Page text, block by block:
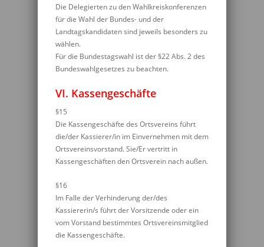
Die Delegierten zu den Wahlkreiskonferenzen
für die Wahl der Bundes- und der
Landtagskandidaten sind jeweils besonders zu
wählen.
Für die Bundestagswahl ist der §22 Abs. 2 des
Bundeswahlgesetzes zu beachten.
VI. Kassengeschäfte
§15
Die Kassengeschäfte des Ortsvereins führt
die/der Kassierer/in im Einvernehmen mit dem
Ortsvereinsvorstand. Sie/Er vertritt in
Kassengeschäften den Ortsverein nach außen.
§16
Im Falle der Verhinderung der/des
Kassiererin/s führt der Vorsitzende oder ein
vom Vorstand bestimmtes Ortsvereinsmitglied
die Kassengeschäfte.